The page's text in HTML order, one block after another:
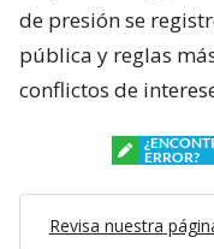
de presión se
pública y reglas
conflictos de
ERROR?
Revisa nuestra